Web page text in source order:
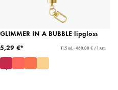
GLIMMER IN A BUBBLE lipgloss
5,29 €*
11,5 mL - 460,00 € / 1 λίτ.